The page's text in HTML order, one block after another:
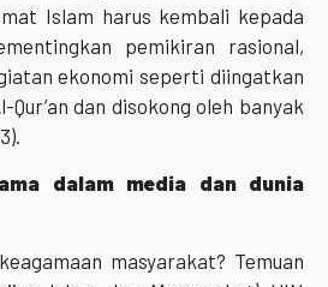
Islam harus kembali kepada
pemikiran rasional,
ekonomi seperti diingatkan
dan disokong oleh banyak
dalam media dan dunia
masyarakat? Temuan